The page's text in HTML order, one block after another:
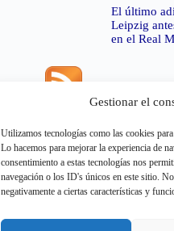
Gestionar el
Utilizamos tecnologías como las cookies
Lo hacemos para mejorar la experiencia de
consentimiento a estas tecnologías nos
navegación o los ID's únicos en este sitio.
negativamente a ciertas características y
El último
Leipzig
en el Real
Error de RSS:
"404"